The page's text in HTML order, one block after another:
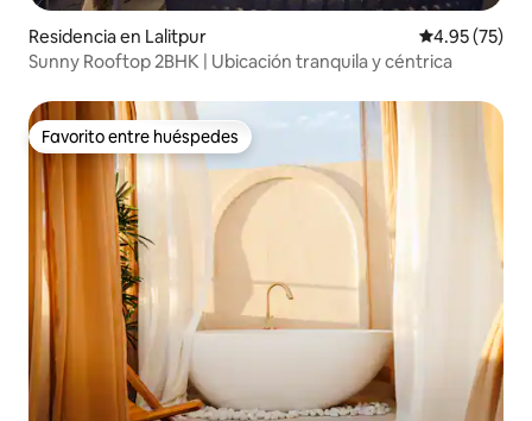
Residencia en Lalitpur Calificación
4.95 (75)
Sunny Rooftop 2BHK | Ubicación tranquila y céntrica
Favorito entre huéspedes
Favorito entre huéspedes